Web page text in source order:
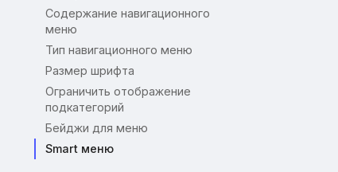
Содержание навигационного
меню
Тип навигационного меню
Размер шрифта
Ограничить отображение
подкатегорий
Бейджи для меню
Smart меню